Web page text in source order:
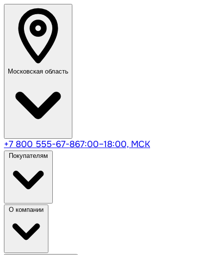
Московская область
+7 800 555-67-867:00–18:00, МСК